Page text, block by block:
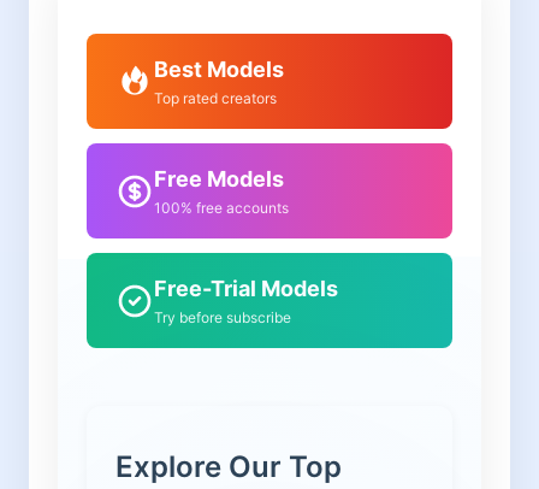
Best Models
Top rated creators
Free Models
100% free accounts
Free-Trial Models
Try before subscribe
Explore Our Top